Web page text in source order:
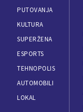
PUTOVANJA
KULTURA
SUPERŽENA
ESPORTS
TEHNOPOLIS
AUTOMOBILI
LOKAL